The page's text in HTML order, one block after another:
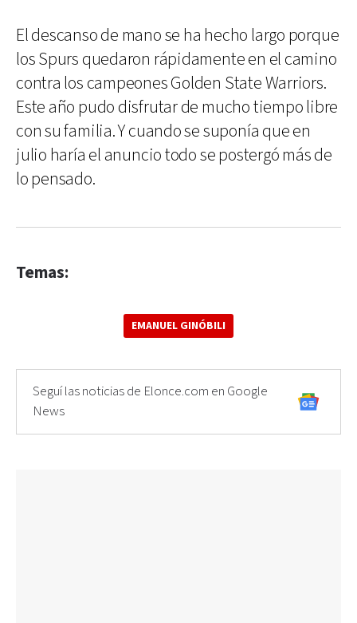
El descanso de mano se ha hecho largo porque
los Spurs quedaron rápidamente en el camino
contra los campeones Golden State Warriors.
Este año pudo disfrutar de mucho tiempo libre
con su familia. Y cuando se suponía que en
julio haría el anuncio todo se postergó más de
lo pensado.
Temas:
EMANUEL GINÓBILI
Seguí las noticias de Elonce.com en Google
News